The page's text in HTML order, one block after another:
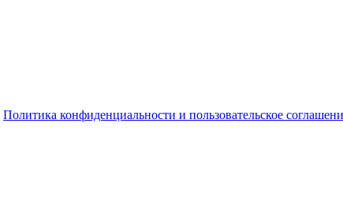
Политика конфиденциальности и пользовательское